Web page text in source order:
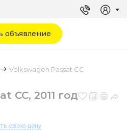
объявление
Volkswagen Passat CC
CC, 2011 год
свою цену